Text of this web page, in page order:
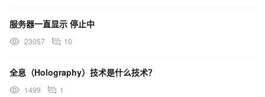
服务器一直显示 停止中
23057 10
全息（Holography）技术是什么技术？
1499 1